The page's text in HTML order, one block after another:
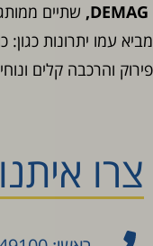
שתיים
מביא עמו יתרונות
פירוק והרכבה קלים
צרו